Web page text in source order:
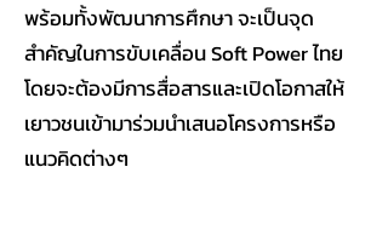
พร้อมทั้งพัฒนาการศึกษา จะเป็นจุด
สำคัญในการขับเคลื่อน Soft Power ไทย
โดยจะต้องมีการสื่อสารและเปิดโอกาสให้
เยาวชนเข้ามาร่วมนำเสนอโครงการหรือ
แนวคิดต่างๆ